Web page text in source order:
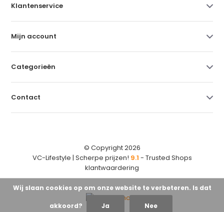
Klantenservice
Mijn account
Categorieën
Contact
© Copyright 2026
VC-Lifestyle | Scherpe prijzen! 9.1 - Trusted Shops
klantwaardering
Wij slaan cookies op om onze website te verbeteren. Is dat
akkoord? Ja Nee